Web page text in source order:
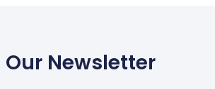
Newsletter